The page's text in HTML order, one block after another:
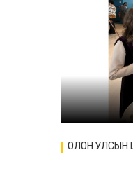
ОЛОН УЛСЫН